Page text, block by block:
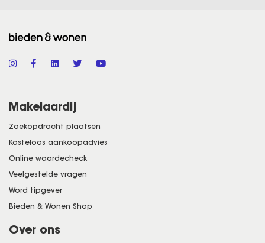
Makelaardij
Zoekopdracht plaatsen
Kosteloos aankoopadvies
Online waardecheck
Veelgestelde vragen
Word tipgever
Bieden & Wonen Shop
Over ons